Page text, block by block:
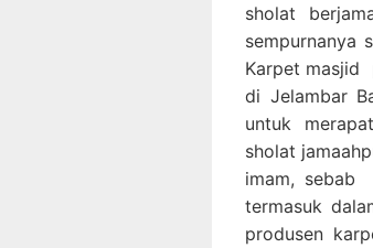
sholat
sempurnanya
Karpet masjid
di Jelambar
untuk
sholat
imam, sebab
termasuk
produsen